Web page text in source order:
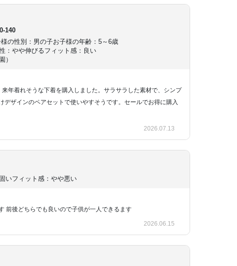
140
様の性別：男の子お子様の年齢：5～6歳
：やや伸びるフィット感：良い
）
年着れそうな下着を購入しました。サラサラした素材で、シンプ
デザインのペアセットで使いやすそうです。セールでお得に購入
2026.07.13
いフィット感：やや悪い
前後どちらでも良いので子供が一人できるます
2026.06.15